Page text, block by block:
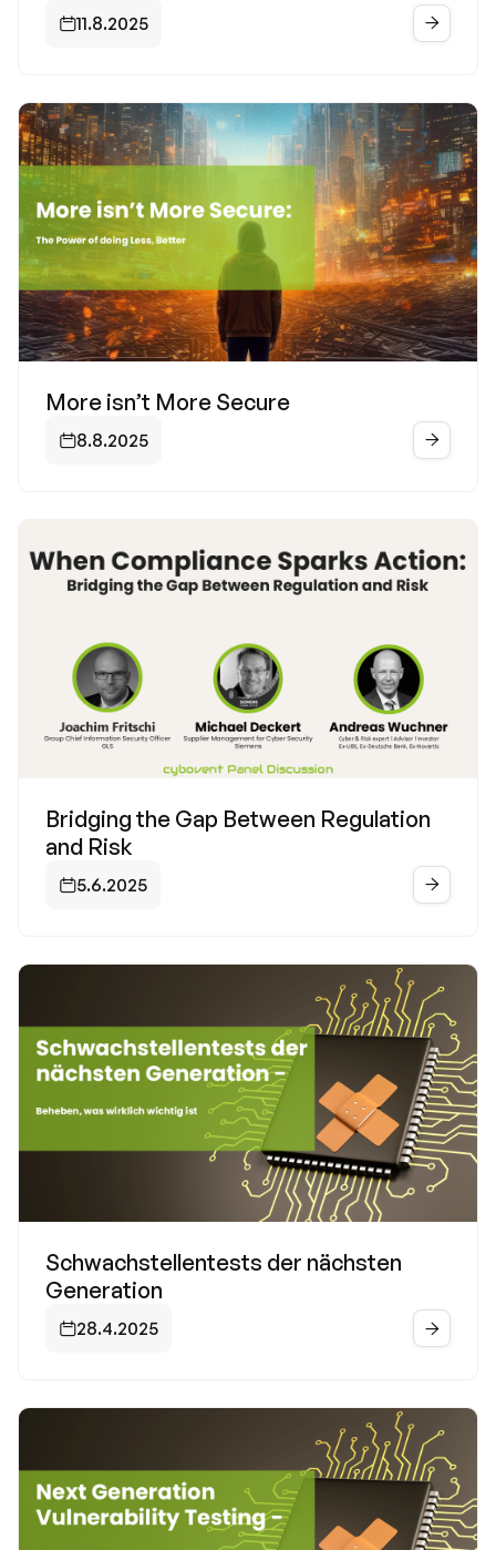
11.8.2025 
More isn’t More Secure
8.8.2025 
Bridging the Gap Between Regulation
and Risk
5.6.2025 
Schwachstellentests der nächsten
Generation
28.4.2025 